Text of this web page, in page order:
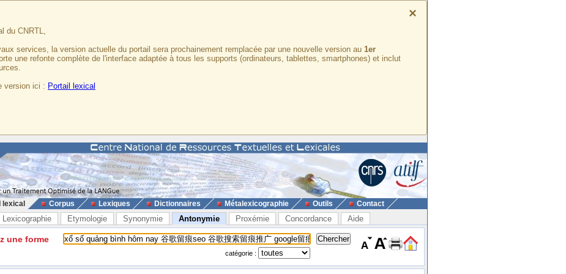
×
du CNRTL,
services, la version actuelle du portail sera prochainement remplacée par une nouvelle version au 1er
une refonte complète de l'interface adaptée à tous les supports (ordinateurs, tablettes, smartphones) et inclut
version ici : Portail lexical
lexical Corpus Lexiques Dictionnaires Métalexicographie Outils Contact
Lexicographie Etymologie Synonymie Antonymie Proxémie Concordance Aide
une forme
catégorie :